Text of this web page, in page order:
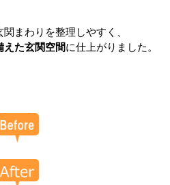
まわりを整理しやすく、
た玄関空間に仕上がりました。